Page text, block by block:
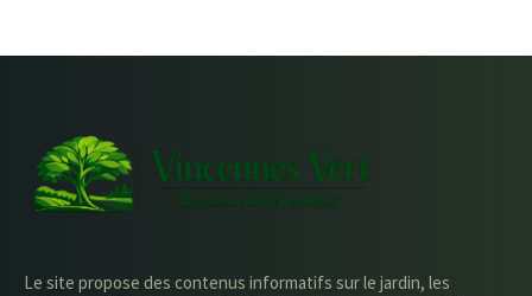
Le site propose des contenus informatifs sur le jardin, les